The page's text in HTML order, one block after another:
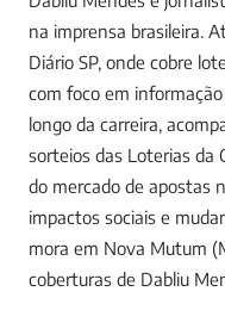
na imprensa brasileira.
Diário SP, onde cobre
com foco em
longo da carreira,
sorteios das Loterias da
do mercado de apostas
impactos sociais e
mora em Nova Mutum
coberturas de Dabliu